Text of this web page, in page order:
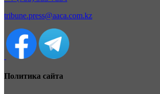
tribune.press@aaca.com.kz
Политика сайта